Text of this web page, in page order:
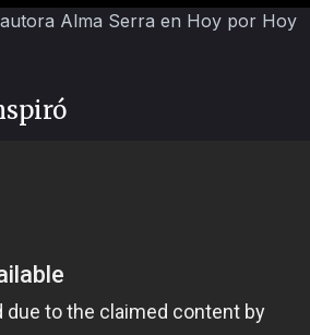
Alma Serra en Hoy por Hoy